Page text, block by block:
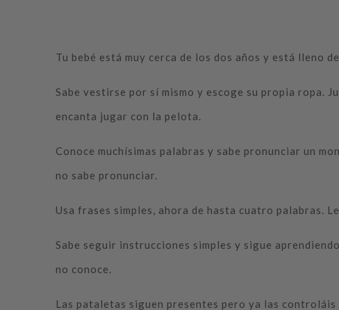
Tu bebé está muy cerca de los dos años y está lleno
Sabe vestirse por sí mismo y escoge su propia ropa.
encanta jugar con la pelota.
Conoce muchísimas palabras y sabe pronunciar un
no sabe pronunciar.
Usa frases simples, ahora de hasta cuatro palabras.
Sabe seguir instrucciones simples y sigue
no conoce.
Las pataletas siguen presentes pero ya las controláis